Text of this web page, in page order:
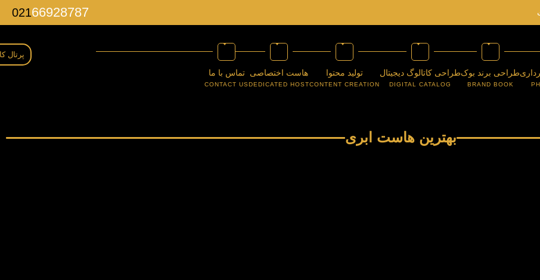
02166928787
طراحی برند بوک
BRAND BOOK
طراحی کاتالوگ دیجیتال
DIGITAL CATALOG
تولید محتوا
CONTENT CREATION
هاست اختصاصی
DEDICATED HOST
تماس با ما
CONTACT US
پرتال
بهترین هاست ابری